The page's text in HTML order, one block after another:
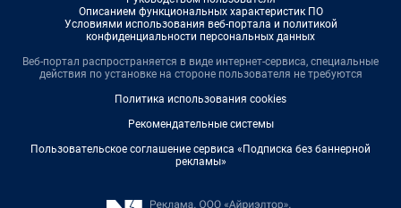
Описанием функциональных характеристик ПО
Условиями использования веб-портала и политикой
конфиденциальности персональных данных
Веб-портал распространяется в виде интернет-сервиса, специальные
действия по установке на стороне пользователя не требуются
Политика использования cookies
Рекомендательные системы
Пользовательское соглашение сервиса «Подписка без баннерной
рекламы»